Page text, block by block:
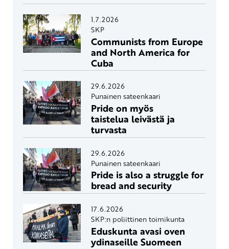
1.7.2026
SKP
Communists from Europe
and North America for
Cuba
29.6.2026
Punainen sateenkaari
Pride on myös
taistelua leivästä ja
turvasta
29.6.2026
Punainen sateenkaari
Pride is also a struggle for
bread and security
17.6.2026
SKP:n poliittinen toimikunta
Eduskunta avasi oven
ydinaseille Suomeen